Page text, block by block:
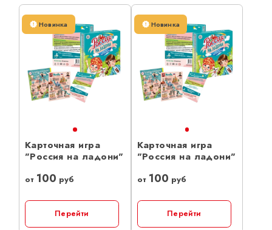
Новинка
Карточная игра
"Россия на ладони"
от 100 руб
Перейти
Новинка
Карточная игра
"Россия на ладони"
от 100 руб
Перейти